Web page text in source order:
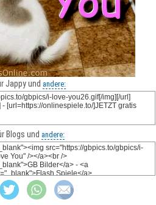
Jappy und andere:
Blogs und andere: